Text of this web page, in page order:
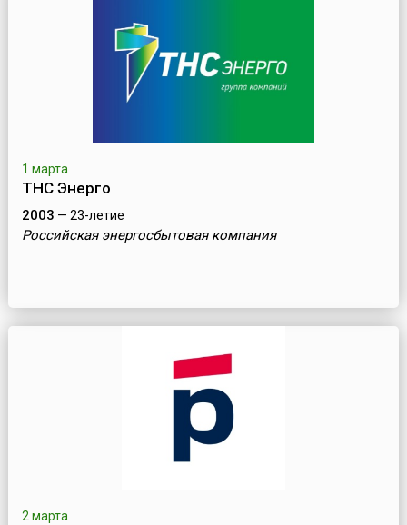
1 марта
ТНС Энерго
2003 — 23-летие
Российская энергосбытовая компания
2 марта